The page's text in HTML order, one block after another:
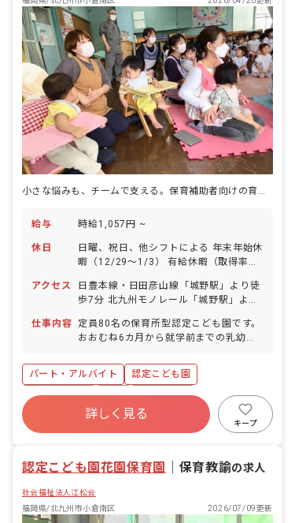
業務を教えていきながら補助的な業務を
お願いしますので安心です。 ＜クラス定
員＞ 0歳児クラス 3名 1歳児クラス
10名 2歳児クラス 15名 3歳児クラス
18名 4歳児クラス 17名 5歳児クラス
17名 ＜1日の流れ＞ 7:00～：開園 受
け入れ準備、園児受け入れ、合同保育
9:00～：普通勤務出勤 9:30〜：各クラ
スに分かれて保育（未満児は午前おや
つ） 11:00～：順次給食、片づけ、お昼
寝準備 12:30〜：お昼寝（職員は11:30
から順次休憩） 15:00～：午後おやつ
16:30～：合同保育、保育室清掃、片づ
け、園児お迎え、順次降園 18:00～：通
園（延長預かり保育終わり次第終了） ■
保育への想い・大切にしていること 私た
ちの仕事は、保育はもちろん保護者への
なぐ大切な役割も担っています。 とはい
え、難しいことはありません。 子どもた
しながら、楽しく元気に取り組める方を
お待ちしています。
小さな悩みも、チームで支える。保育補助者向けの育成体制。
給与 時給1,057円 ~
休日
日曜、祝日、他シフトによる 年末年始休
暇（12/29～1/3） 有給休暇（取得率
アクセス
日豊本線・日田彦山線「城野駅」より徒
歩7分 北九州モノレール「城野駅」より
1分 ■マイカー、自転車通勤可（駐車場
は自己契約自己負担※周辺利用相場月
仕事内容
定員80名の保育所型認定こども園です。
おおむね6カ月から就学前までの乳幼児
との信頼関係を大切にしながら家庭的な
保育を目指しています。 保育士を目指し
て勉強中の方、保育士資格を取ったばっ
かりだけどまだ実践には不安と感じる方
向けに、保育の補助的な業務をお願いし
とができます。（無資格従事可） ■具体
的業務、準備片づけなどをお願いしま
す。担任保育教諭の保育計画のもとに、
パート・アルバイト
認定こども園
社会保険完備
有給
残業少なめ
社会福祉法人
車通勤可
詳しく見る
キープ
認定こども園花園保育園 保育教諭の求人
社会福祉法人江松会
福岡県/北九州市小倉南区
2026/07/09更新